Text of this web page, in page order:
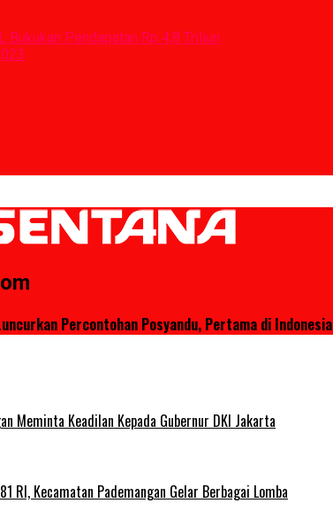
Bukukan Pendapatan Rp 4,8 Triliun
Percontohan Posyandu, Pertama di Indonesia
Meminta Keadilan Kepada Gubernur DKI Jakarta
RI, Kecamatan Pademangan Gelar Berbagai Lomba